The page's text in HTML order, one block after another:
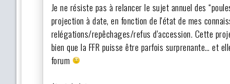
Je ne résiste pas à relancer le sujet annuel des
projection à date, en fonction de l'état de mes
relégations/repêchages/refus d'accession. Cette
bien que la FFR puisse être parfois surprenante… et
forum